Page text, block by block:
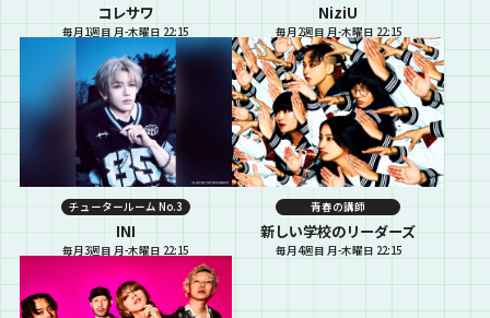
コレサワ
毎月1週目 月-木曜日 22:15
NiziU
毎月2週目 月-木曜日 22:15
チュータールーム No.3
INI
毎月3週目 月-木曜日 22:15
青春の講師
新しい学校のリーダーズ
毎月4週目 月-木曜日 22:15